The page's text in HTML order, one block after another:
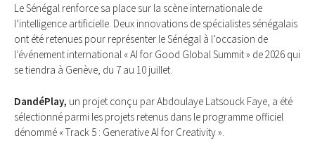
Le Sénégal renforce sa place sur la scène internationale de
l’intelligence artificielle. Deux innovations de spécialistes sénégalais
ont été retenues pour représenter le Sénégal à l’occasion de
l’événement international « AI for Good Global Summit » de 2026 qui
se tiendra à Genève, du 7 au 10 juillet.
DandéPlay, un projet conçu par Abdoulaye Latsouck Faye, a été
sélectionné parmi les projets retenus dans le programme officiel
dénommé « Track 5 : Generative AI for Creativity ».